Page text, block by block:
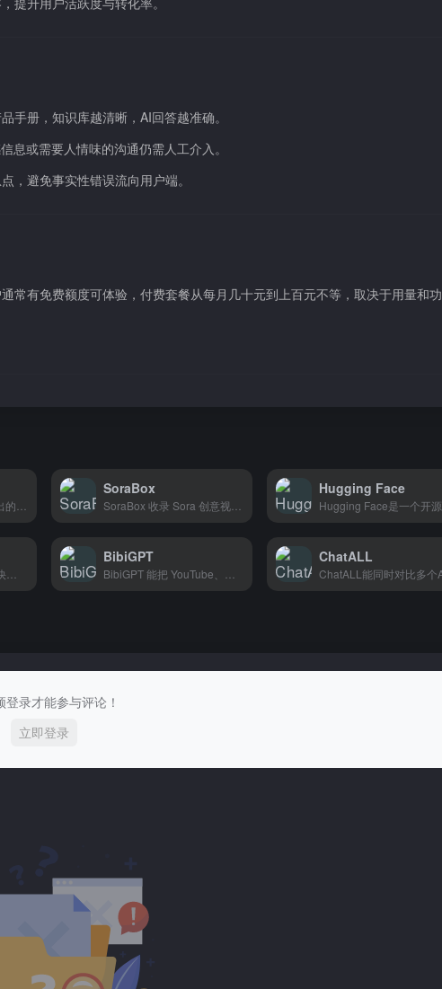
手册，知识库越清晰，AI回答越准确。
息或需要人情味的沟通仍需人工介入。
，避免事实性错误流向用户端。
常有免费额度可体验，付费套餐从每月几十元到上百元不等，取决于用量和功
SoraBox
SoraBox 收录 Sora 创意视频案例和精选提示词，帮助内容创作者和营销人员快速生成高质量视频。
Hugging Face
BibiGPT ChatALL
登录才能参与评论！
立即登录